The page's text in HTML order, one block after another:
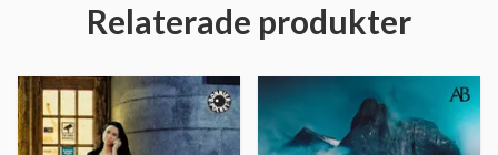
Relaterade produkter